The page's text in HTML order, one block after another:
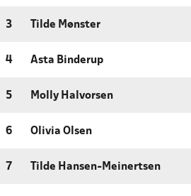
3 Tilde Mønster
4 Asta Binderup
5 Molly Halvorsen
6 Olivia Olsen
7 Tilde Hansen-Meinertsen